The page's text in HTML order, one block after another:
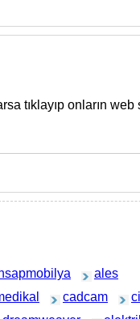
tıklayıp onların
ales
cadcam